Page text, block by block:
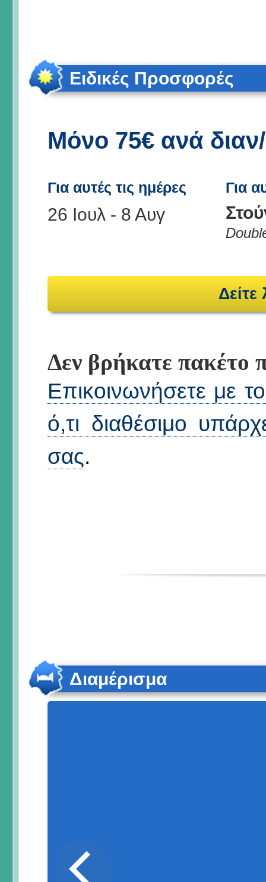
Ειδικές Προσφορές
Μόνο 75€ ανά
Για αυτές τις ημέρες
26 Ιουλ - 8 Αυγ
Για
Δείτε
Δεν βρήκατε πακέτο
Επικοινωνήσετε με
ό,τι διαθέσιμο
σας.
Διαμέρισμα